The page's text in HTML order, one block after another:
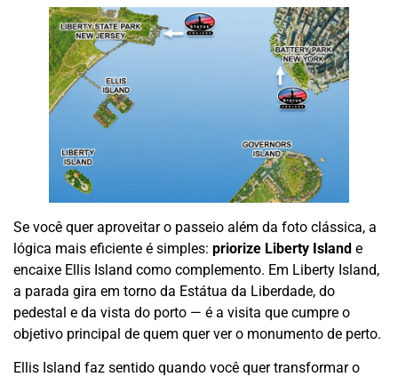
Se você quer aproveitar o passeio além da foto clássica, a
lógica mais eficiente é simples: priorize Liberty Island e
encaixe Ellis Island como complemento. Em Liberty Island,
a parada gira em torno da Estátua da Liberdade, do
pedestal e da vista do porto — é a visita que cumpre o
objetivo principal de quem quer ver o monumento de perto.
Ellis Island faz sentido quando você quer transformar o